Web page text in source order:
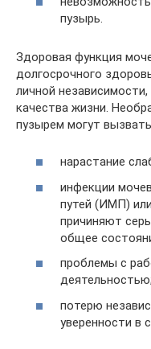
пузырь.
Здоровая функция
долгосрочного
личной
качества жизни.
пузырем могут
нарастание
инфекции
путей (ИМП)
причиняют
общее
проблемы с
деятельностью;
потерю
уверенности в